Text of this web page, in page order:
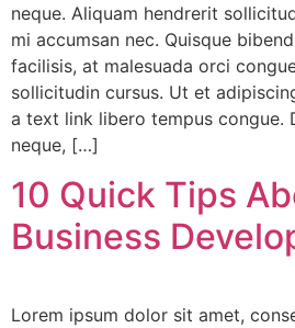
neque. Aliquam hendrerit
mi accumsan nec. Quisque
facilisis, at malesuada orci
sollicitudin cursus. Ut et
a text link libero tempus congue.
neque, […]
10 Quick Tips
Business
Lorem ipsum dolor sit amet,